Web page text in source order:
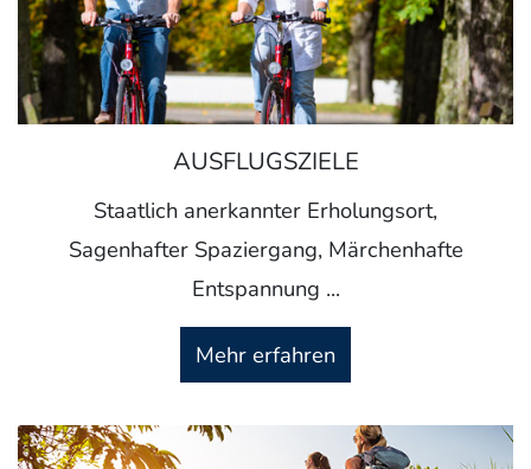
AUSFLUGSZIELE
Staatlich anerkannter Erholungsort,
Sagenhafter Spaziergang, Märchenhafte
Entspannung ...
Mehr erfahren